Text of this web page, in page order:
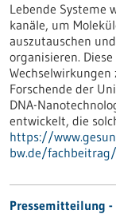
Lebende Systeme
kanäle, um
auszutauschen
organisieren.
Forschende der
DNA-
entwickelt, die
https://
bw.de/
Pressemitteilung -